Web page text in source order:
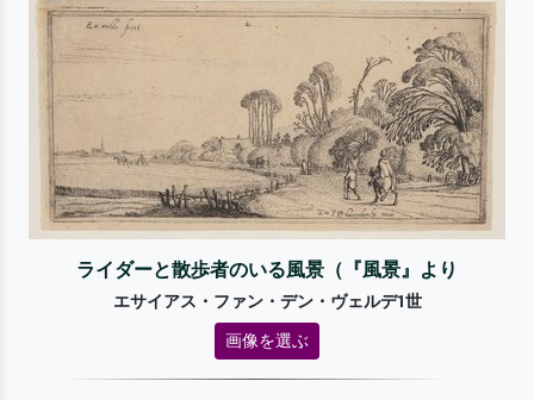
ライダーと散歩者のいる風景（『風景』より
エサイアス・ファン・デン・ヴェルデ1世
画像を選ぶ